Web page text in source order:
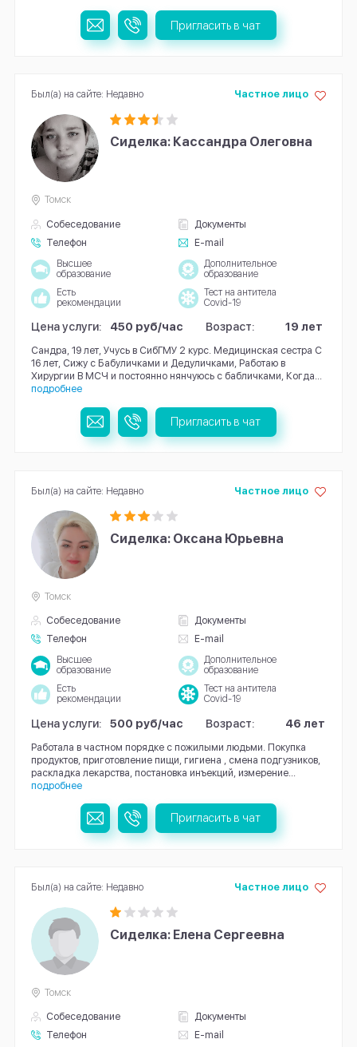
Пригласить в чат
Сиделка: Кассандра Олеговна
Собеседование
Документы
Телефон
E-mail
Частное лицо
Томск
Высшее
образование
Дополнительное
образование
Есть
рекомендации
Тест на антитела
Covid-19
Цена услуги: 450 руб/час Возраст: 19 лет
Сандра, 19 лет, Учусь в СибГМУ 2 курс. Медицинская сестра С
16 лет, Сижу с Бабуличками и Дедуличками, Работаю в
Хирургии В МСЧ и постоянно нянчуюсь с бабличками, Когда...
подробнее
Был(а) на сайте: Недавно
Пригласить в чат
Сиделка: Оксана Юрьевна
Собеседование
Документы
Телефон
E-mail
Частное лицо
Томск
Высшее
образование
Дополнительное
образование
Есть
рекомендации
Тест на антитела
Covid-19
Цена услуги: 500 руб/час Возраст: 46 лет
Работала в частном порядке с пожилыми людьми. Покупка
продуктов, приготовление пищи, гигиена , смена подгузников,
раскладка лекарства, постановка инъекций, измерение...
подробнее
Был(а) на сайте: Недавно
Пригласить в чат
Сиделка: Елена Сергеевна
Собеседование
Документы
Телефон
E-mail
Частное лицо
Томск
Был(а) на сайте: Недавно